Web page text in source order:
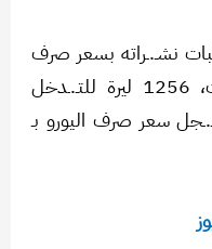
نشـ.ـراته بسعر صرف
للدولار بلغ 1250 ليرة للحوالات، 1256 ليرة للتـ.ـدخل
سعر صرف اليورو بـ